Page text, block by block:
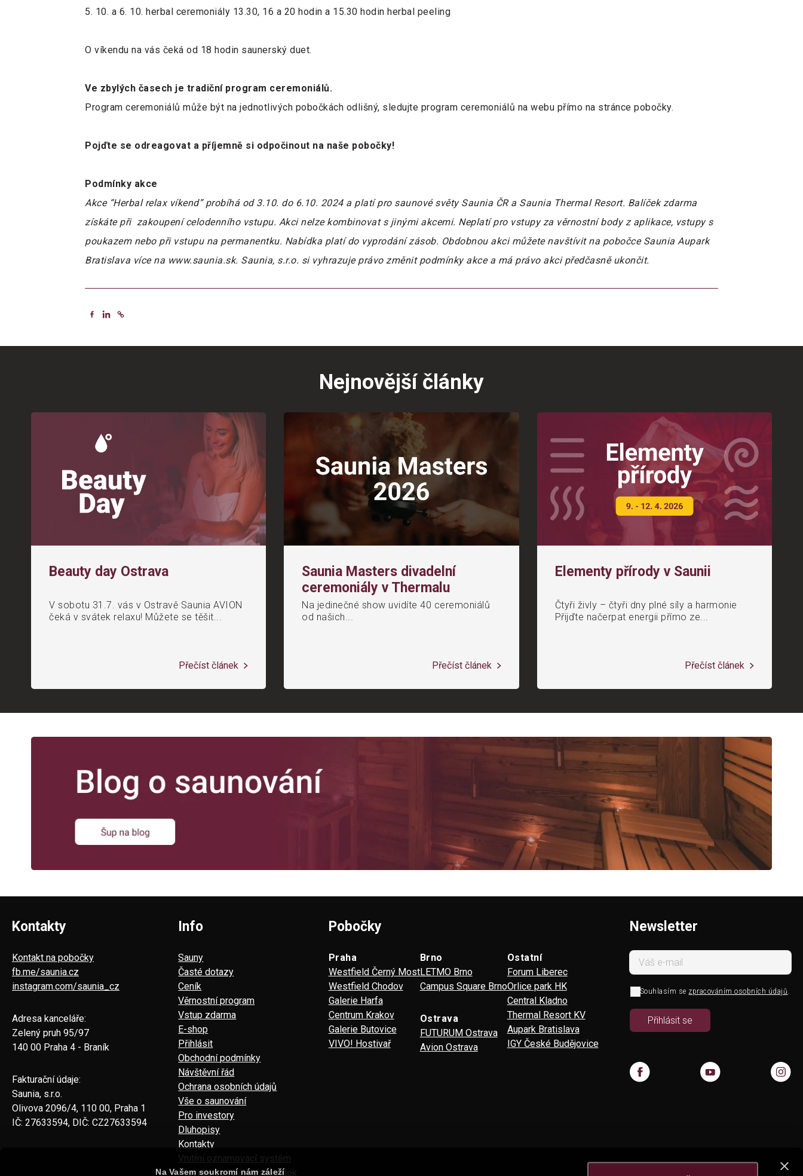
Na Vašem soukromí nám záleží
5. 10. a 6. 10. herbal ceremoniály 13.30, 16 a 20 hodin a 15.30 hodin herbal peeling
O víkendu na vás čeká od 18 hodin saunerský duet.
Ve zbylých časech je tradiční program ceremoniálů.
Program ceremoniálů může být na jednotlivých pobočkách odlišný, sledujte program ceremoniálů na webu přímo na stránce pobočky.
Pojďte se odreagovat a příjemně si odpočinout na naše pobočky!
Podmínky akce
Akce “Herbal relax víkend” probíhá od 3.10. do 6.10. 2024 a platí pro saunové světy Saunia ČR a Saunia Thermal Resort. Balíček zdarma
získáte při zakoupení celodenního vstupu. Akci nelze kombinovat s jinými akcemi. Neplatí pro vstupy za věrnostní body z aplikace, vstupy s
poukazem nebo při vstupu na permanentku. Nabídka platí do vyprodání zásob. Obdobnou akci můžete navštívit na pobočce Saunia Aupark
Bratislava více na www.saunia.sk. Saunia, s.r.o. si vyhrazuje právo změnit podmínky akce a má právo akci předčasně ukončit.
Nejnovější články
Beauty day Ostrava
V sobotu 31.7. vás v Ostravě Saunia AVION
čeká v svátek relaxu! Můžete se těšit...
Přečíst článek
Saunia Masters divadelní
ceremoniály v Thermalu
Na jedinečné show uvidíte 40 ceremoniálů
od našich...
Přečíst článek
Elementy přírody v Saunii
Čtyři živly – čtyři dny plné síly a harmonie
Přijďte načerpat energii přímo ze...
Přečíst článek
Kontakty
Kontakt na pobočky
fb.me/saunia.cz
instagram.com/saunia_cz
Adresa kanceláře:
Zelený pruh 95/97
140 00 Praha 4 - Braník
Fakturační údaje:
Saunia, s.r.o.
Olivova 2096/4, 110 00, Praha 1
IČ: 27633594, DIČ: CZ27633594
Info
Sauny
Časté dotazy
Ceník
Věrnostní program
Vstup zdarma
E-shop
Přihlásit
Obchodní podmínky
Návštěvní řád
Ochrana osobních údajů
Vše o saunování
Pro investory
Dluhopisy
Kontakty
Vnitřní oznamovací systém
Pravidla speciálních nabídek
Pobočky
Praha
Westfield Černý Most
Westfield Chodov
Galerie Harfa
Centrum Krakov
Galerie Butovice
VIVO! Hostivař
Brno
LETMO Brno
Campus Square Brno
Ostrava
FUTURUM Ostrava
Avion Ostrava
Ostatní
Forum Liberec
Orlice park HK
Central Kladno
Thermal Resort KV
Aupark Bratislava
IGY České Budějovice
Newsletter
Souhlasím se zpracováním osobních údajů.